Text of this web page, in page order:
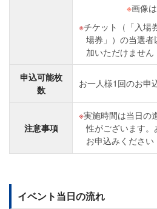
※画像
チケット（「入場
場券」）の当選
加いただけません
申込可能枚
数
お一人様1回のお申
注意事項
実施時間は当日の
性がございます。
お申込みください
イベント当日の流れ